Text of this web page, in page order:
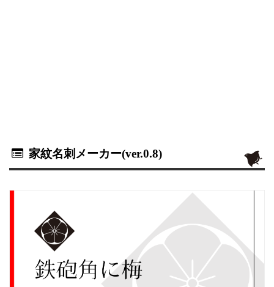
家紋名刺メーカー(ver.0.8)